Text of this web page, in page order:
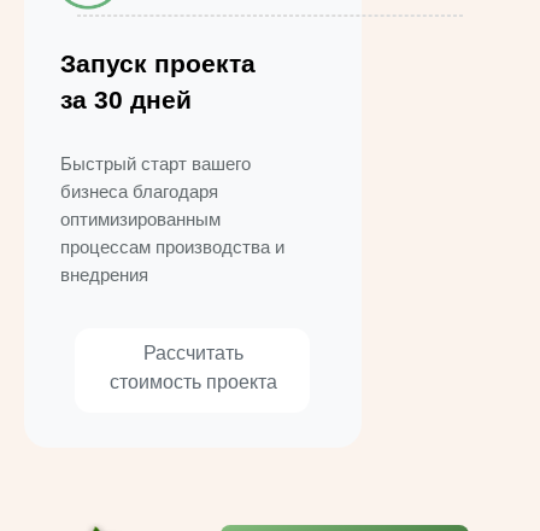
Запуск проекта
за 30 дней
Быстрый старт вашего
бизнеса благодаря
оптимизированным
процессам производства и
внедрения
Рассчитать
стоимость проекта